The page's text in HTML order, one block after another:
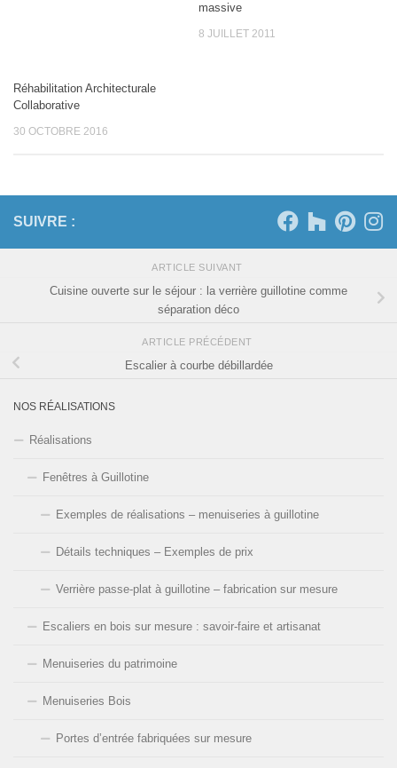
Réhabilitation Architecturale
Collaborative
30 OCTOBRE 2016
massive
8 JUILLET 2011
SUIVRE :
ARTICLE SUIVANT
Cuisine ouverte sur le séjour : la verrière guillotine comme
séparation déco
ARTICLE PRÉCÉDENT
Escalier à courbe débillardée
NOS RÉALISATIONS
Réalisations
Fenêtres à Guillotine
Exemples de réalisations – menuiseries à guillotine
Détails techniques – Exemples de prix
Verrière passe-plat à guillotine – fabrication sur mesure
Escaliers en bois sur mesure : savoir-faire et artisanat
Menuiseries du patrimoine
Menuiseries Bois
Portes d’entrée fabriquées sur mesure